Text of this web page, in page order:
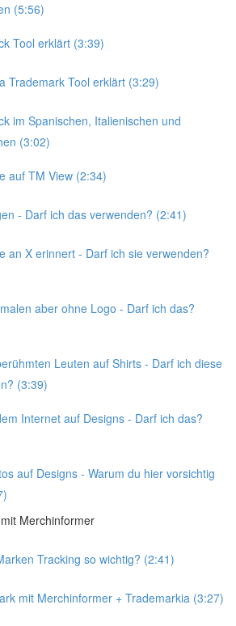
(5:56)
Tool erklärt (3:39)
Trademark Tool erklärt (3:29)
im Spanischen, Italienischen und
(3:02)
auf TM View (2:34)
- Darf ich das verwenden? (2:41)
an X erinnert - Darf ich sie verwenden?
aber ohne Logo - Darf ich das?
Leuten auf Shirts - Darf ich diese
(3:39)
Internet auf Designs - Darf ich das?
auf Designs - Warum du hier vorsichtig
Merchinformer
Tracking so wichtig? (2:41)
mit Merchinformer + Trademarkia (3:27)